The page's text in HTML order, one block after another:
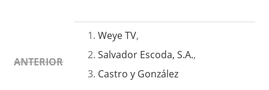
ANTERIOR
Weye TV,
Salvador Escoda, S.A.,
Castro y González